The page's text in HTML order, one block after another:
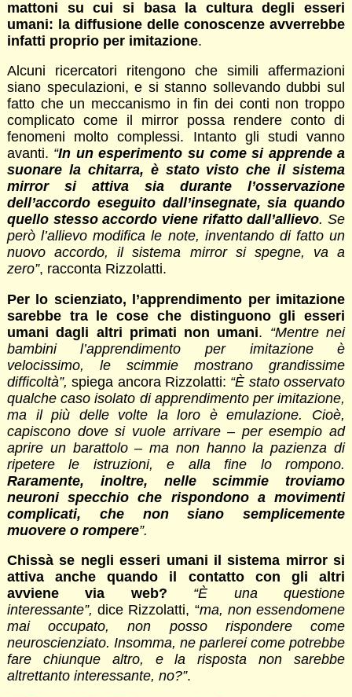
mattoni su cui si basa la cultura degli esseri
umani: la diffusione delle conoscenze avverrebbe
infatti proprio per imitazione.
Alcuni ricercatori ritengono che simili affermazioni
siano speculazioni, e si stanno sollevando dubbi sul
fatto che un meccanismo in fin dei conti non troppo
complicato come il mirror possa rendere conto di
fenomeni molto complessi. Intanto gli studi vanno
avanti. “In un esperimento su come si apprende a
suonare la chitarra, è stato visto che il sistema
mirror si attiva sia durante l’osservazione
dell’accordo eseguito dall’insegnate, sia quando
quello stesso accordo viene rifatto dall’allievo. Se
però l’allievo modifica le note, inventando di fatto un
nuovo accordo, il sistema mirror si spegne, va a
zero”, racconta Rizzolatti.
Per lo scienziato, l’apprendimento per imitazione
sarebbe tra le cose che distinguono gli esseri
umani dagli altri primati non umani. “Mentre nei
bambini l’apprendimento per imitazione è
velocissimo, le scimmie mostrano grandissime
difficoltà”, spiega ancora Rizzolatti: “È stato osservato
qualche caso isolato di apprendimento per imitazione,
ma il più delle volte la loro è emulazione. Cioè,
capiscono dove si vuole arrivare – per esempio ad
aprire un barattolo – ma non hanno la pazienza di
ripetere le istruzioni, e alla fine lo rompono.
Raramente, inoltre, nelle scimmie troviamo
neuroni specchio che rispondono a movimenti
complicati, che non siano semplicemente
muovere o rompere”.
Chissà se negli esseri umani il sistema mirror si
attiva anche quando il contatto con gli altri
avviene via web?
“È una questione
interessante”, dice Rizzolatti, “ma, non essendomene
mai occupato, non posso rispondere come
neuroscienziato. Insomma, ne parlerei come potrebbe
fare chiunque altro, e la risposta non sarebbe
altrettanto interessante, no?”.